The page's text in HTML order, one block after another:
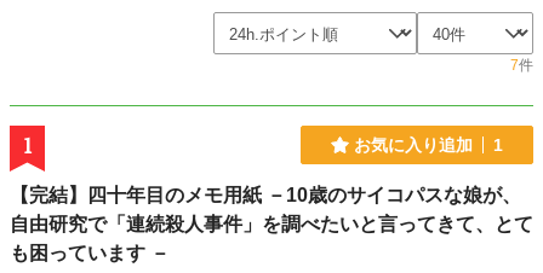
7件
1 お気に入り追加 1
【完結】四十年目のメモ用紙 －10歳のサイコパスな娘が、
自由研究で「連続殺人事件」を調べたいと言ってきて、とて
も困っています －